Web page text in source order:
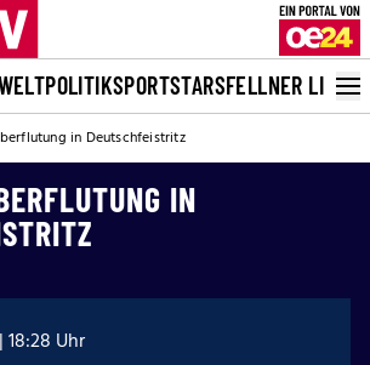
POLITIKSPORTSTARSFELLNER LIVE
in Deutschfeistritz
IN
Uhr